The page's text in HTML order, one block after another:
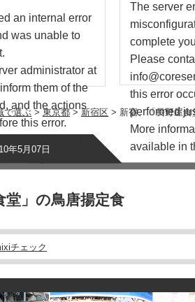
an internal error
was unable to
administrator at
them of the
and the actions
this error.
this error may be
error log.
The server
complete
Please
this error
performed
More
available in
で選ぶ >東京都>新宿区 > 新宿、「長野屋
年5月07日
堂」の鳥唐揚定食
チェック